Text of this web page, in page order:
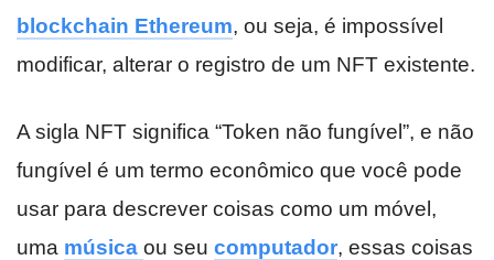
blockchain Ethereum, ou seja, é impossível
modificar, alterar o registro de um NFT existente.
A sigla NFT significa “Token não fungível”, e não
fungível é um termo econômico que você pode
usar para descrever coisas como um móvel,
uma música ou seu computador, essas coisas